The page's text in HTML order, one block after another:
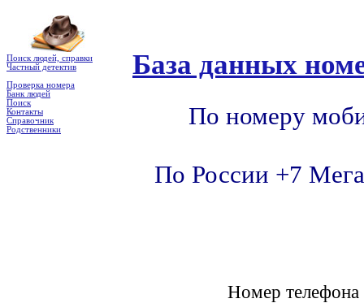
Поиск людей, справки
Частный детектив
Проверка номера
Банк людей
Поиск
Контакты
Справочник
Родственники
База данных
По номеру
По России +7
Номер